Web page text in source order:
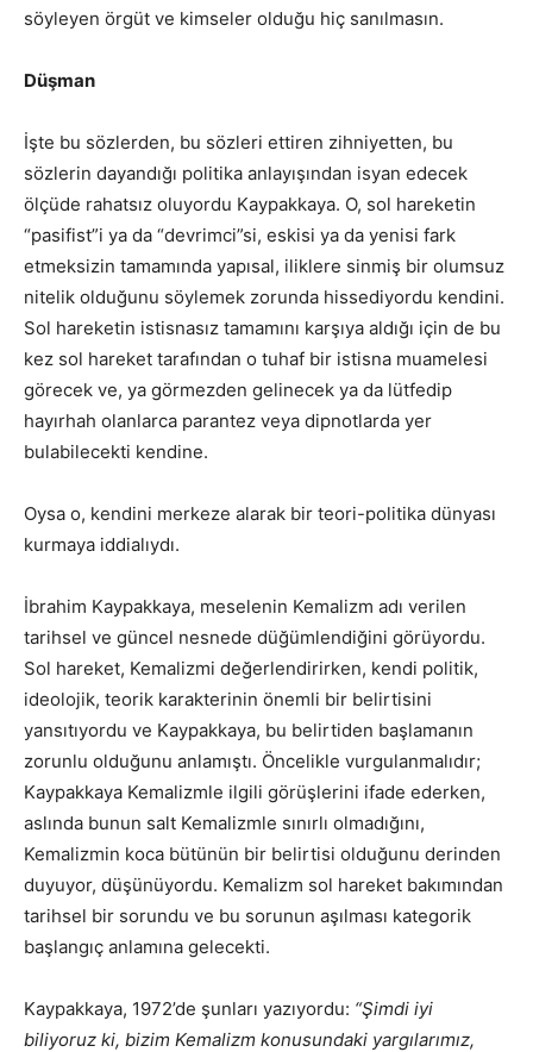
söyleyen örgüt ve kimseler olduğu hiç sanılmasın.
Düşman
İşte bu sözlerden, bu sözleri ettiren zihniyetten, bu
sözlerin dayandığı politika anlayışından isyan edecek
ölçüde rahatsız oluyordu Kaypakkaya. O, sol hareketin
“pasifist”i ya da “devrimci”si, eskisi ya da yenisi fark
etmeksizin tamamında yapısal, iliklere sinmiş bir olumsuz
nitelik olduğunu söylemek zorunda hissediyordu kendini.
Sol hareketin istisnasız tamamını karşıya aldığı için de bu
kez sol hareket tarafından o tuhaf bir istisna muamelesi
görecek ve, ya görmezden gelinecek ya da lütfedip
hayırhah olanlarca parantez veya dipnotlarda yer
bulabilecekti kendine.
Oysa o, kendini merkeze alarak bir teori-politika dünyası
kurmaya iddialıydı.
İbrahim Kaypakkaya, meselenin Kemalizm adı verilen
tarihsel ve güncel nesnede düğümlendiğini görüyordu.
Sol hareket, Kemalizmi değerlendirirken, kendi politik,
ideolojik, teorik karakterinin önemli bir belirtisini
yansıtıyordu ve Kaypakkaya, bu belirtiden başlamanın
zorunlu olduğunu anlamıştı. Öncelikle vurgulanmalıdır;
Kaypakkaya Kemalizmle ilgili görüşlerini ifade ederken,
aslında bunun salt Kemalizmle sınırlı olmadığını,
Kemalizmin koca bütünün bir belirtisi olduğunu derinden
duyuyor, düşünüyordu. Kemalizm sol hareket bakımından
tarihsel bir sorundu ve bu sorunun aşılması kategorik
başlangıç anlamına gelecekti.
Kaypakkaya, 1972’de şunları yazıyordu: “Şimdi iyi
biliyoruz ki, bizim Kemalizm konusundaki yargılarımız,